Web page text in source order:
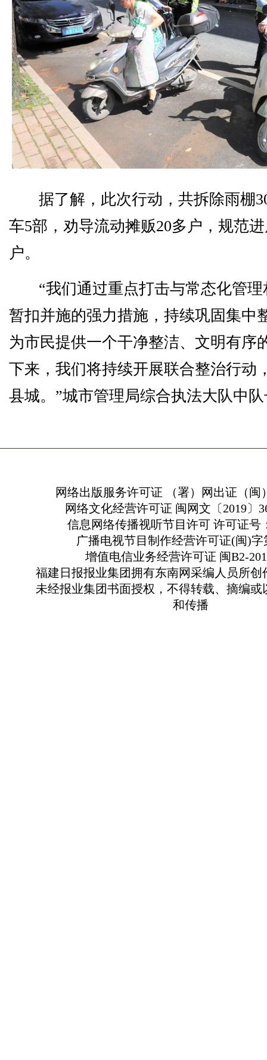
据了解，此次行动，共拆除雨棚
车5部，劝导流动摊贩20多户，规范
户。
“我们通过重点打击与常态化管
暂扣并施的强力措施，持续巩固集中
为市民提供一个干净整洁、文明有序
下来，我们将持续开展联合整治行动
县城。”城市管理局综合执法大队中
网络出版服务许可证 （署）网出证（闽
网络文化经营许可证 闽网文〔2019〕
信息网络传播视听节目许可 许可证号
广播电视节目制作经营许可证(闽)字
增值电信业务经营许可证 闽B2-
福建日报报业集团拥有东南网采编人员所创
未经报业集团书面授权，不得转载、摘编或
和传播